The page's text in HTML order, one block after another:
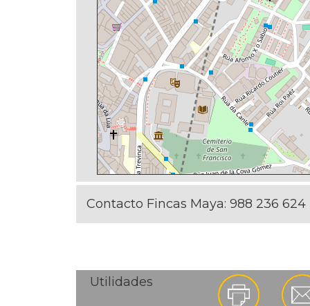
Contacto Fincas Maya: 988 236 624
Utilidades